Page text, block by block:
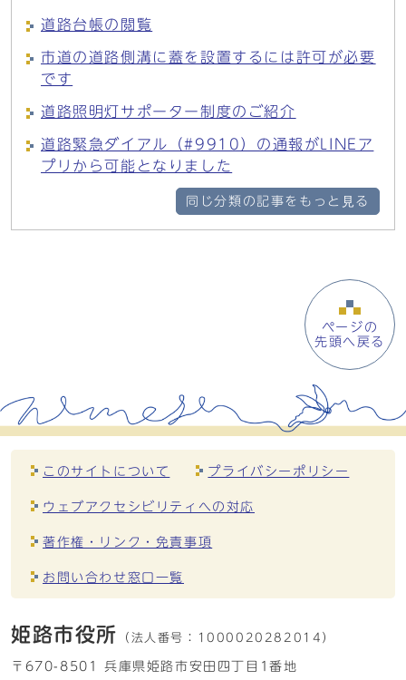
道路台帳の閲覧
市道の道路側溝に蓋を設置するには許可が必要
です
道路照明灯サポーター制度のご紹介
道路緊急ダイアル（#9910）の通報がLINEア
プリから可能となりました
同じ分類の記事をもっと見る
ページの
先頭へ戻る
このサイトについて プライバシーポリシー
ウェブアクセシビリティへの対応
著作権・リンク・免責事項
お問い合わせ窓口一覧
姫路市役所 （法人番号： 1000020282014）
〒670-8501 兵庫県姫路市安田四丁目1番地